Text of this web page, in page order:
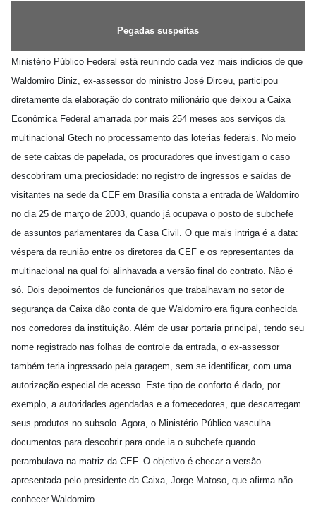
Pegadas suspeitas
Ministério Público Federal está reunindo cada vez mais indícios de que
Waldomiro Diniz, ex-assessor do ministro José Dirceu, participou
diretamente da elaboração do contrato milionário que deixou a Caixa
Econômica Federal amarrada por mais 254 meses aos serviços da
multinacional Gtech no processamento das loterias federais. No meio
de sete caixas de papelada, os procuradores que investigam o caso
descobriram uma preciosidade: no registro de ingressos e saídas de
visitantes na sede da CEF em Brasília consta a entrada de Waldomiro
no dia 25 de março de 2003, quando já ocupava o posto de subchefe
de assuntos parlamentares da Casa Civil. O que mais intriga é a data:
véspera da reunião entre os diretores da CEF e os representantes da
multinacional na qual foi alinhavada a versão final do contrato. Não é
só. Dois depoimentos de funcionários que trabalhavam no setor de
segurança da Caixa dão conta de que Waldomiro era figura conhecida
nos corredores da instituição. Além de usar portaria principal, tendo seu
nome registrado nas folhas de controle da entrada, o ex-assessor
também teria ingressado pela garagem, sem se identificar, com uma
autorização especial de acesso. Este tipo de conforto é dado, por
exemplo, a autoridades agendadas e a fornecedores, que descarregam
seus produtos no subsolo. Agora, o Ministério Público vasculha
documentos para descobrir para onde ia o subchefe quando
perambulava na matriz da CEF. O objetivo é checar a versão
apresentada pelo presidente da Caixa, Jorge Matoso, que afirma não
conhecer Waldomiro.